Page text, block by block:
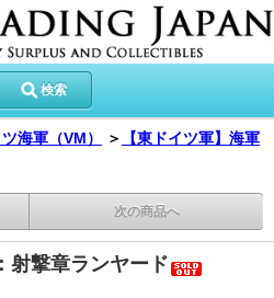
検索
海軍（VM） ＞
【東ドイツ軍】海軍
次の商品へ
射撃章ランヤード